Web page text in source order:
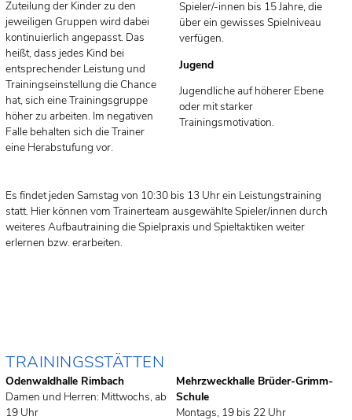
Zuteilung der Kinder zu den
jeweiligen Gruppen wird dabei
kontinuierlich angepasst. Das
heißt, dass jedes Kind bei
entsprechender Leistung und
Trainingseinstellung die Chance
hat, sich eine Trainingsgruppe
höher zu arbeiten. Im negativen
Falle behalten sich die Trainer
eine Herabstufung vor.
Spieler/-innen bis 15 Jahre, die
über ein gewisses Spielniveau
verfügen.
Jugend
Jugendliche auf höherer Ebene
oder mit starker
Trainingsmotivation.
Es findet jeden Samstag von 10:30 bis 13 Uhr ein Leistungstraining
statt. Hier können vom Trainerteam ausgewählte Spieler/innen durch
weiteres Aufbautraining die Spielpraxis und Spieltaktiken weiter
erlernen bzw. erarbeiten.
TRAININGSSTÄTTEN
Odenwaldhalle Rimbach
Damen und Herren: Mittwochs, ab
19 Uhr
Mehrzweckhalle Brüder-Grimm-
Schule
Montags, 19 bis 22 Uhr